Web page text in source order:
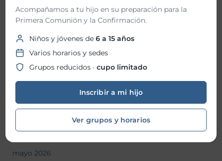
Vida Plena “Hacia la santidad”
Fiesta Patronal 2026
Historial de Noticias
junio 2026
mayo 2026
Acompañamos a tu hijo en su preparación para la
Primera Comunión y la Confirmación.
Niños y jóvenes de6 a 15 años
Varios horarios y sedes
Grupos reducidos ·cupo limitado
Inscribir a mi hijo
Ver grupos y horarios